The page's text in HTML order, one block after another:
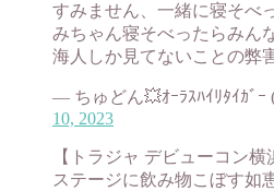
すみません、一緒に寝そべ
みちゃん寝そべったらみん
海人しか見てないことの弊
— ちゅどん💥ｵｰﾗｽﾊｲﾘﾀｲｶﾞｰ
10, 2023
【トラジャ デビューコン横
ステージに飲み物こぼす如